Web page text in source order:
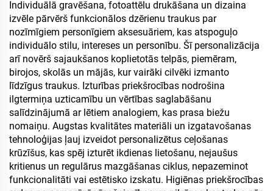
Individuālā gravēšana, fotoattēlu drukāšana un dizaina
izvēle pārvērš funkcionālos dzērienu traukus par
nozīmīgiem personīgiem aksesuāriem, kas atspoguļo
individuālo stilu, intereses un personību. Šī personalizācija
arī novērš sajaukšanos koplietotās telpās, piemēram,
birojos, skolās un mājās, kur vairāki cilvēki izmanto
līdzīgus traukus. Izturības priekšrocības nodrošina
ilgtermiņa uzticamību un vērtības saglabāšanu
salīdzinājumā ar lētiem analogiem, kas prasa biežu
nomaiņu. Augstas kvalitātes materiāli un izgatavošanas
tehnoloģijas ļauj izveidot personalizētus ceļošanas
krūzīšus, kas spēj izturēt ikdienas lietošanu, nejaušus
kritienus un regulārus mazgāšanas ciklus, nepazeminot
funkcionalitāti vai estētisko izskatu. Higiēnas priekšrocības